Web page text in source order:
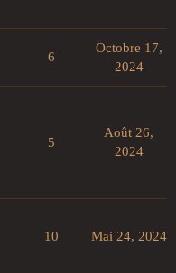
6
Octobre 17,
2024
5
Août 26,
2024
10 Mai 24, 2024